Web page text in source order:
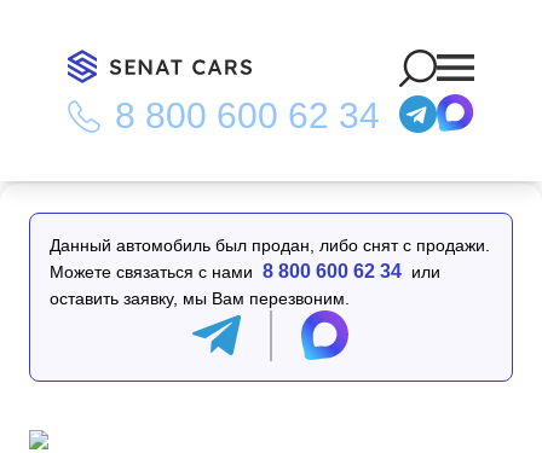
8 800 600 62 34
Главная Каталог/Mini Countryman Classic Plus Launch Pack
2nd Gen 2WD
Данный автомобиль был продан, либо снят с продажи.
Можете связаться с нами 8 800 600 62 34 или
оставить заявку, мы Вам перезвоним.